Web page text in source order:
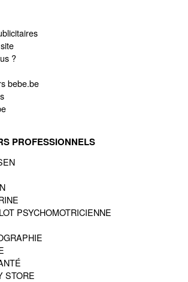
?
bebe.be
PROFESSIONNELS
PSYCHOMOTRICIENNE
STORE